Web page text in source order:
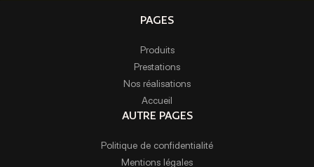
PAGES
Produits
Prestations
Nos réalisations
Accueil
AUTRE PAGES
Politique de confidentialité
Mentions légales